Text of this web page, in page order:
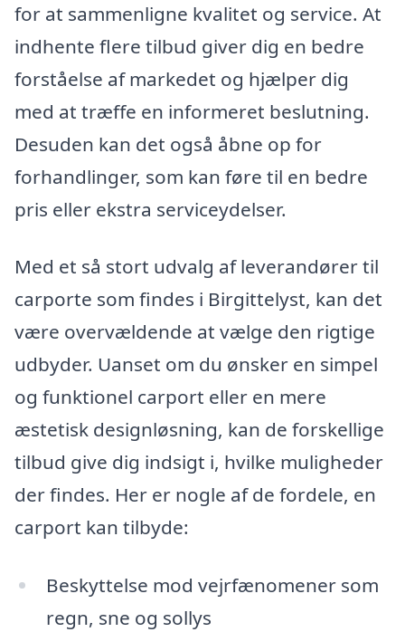
for at sammenligne kvalitet og service. At
indhente flere tilbud giver dig en bedre
forståelse af markedet og hjælper dig
med at træffe en informeret beslutning.
Desuden kan det også åbne op for
forhandlinger, som kan føre til en bedre
pris eller ekstra serviceydelser.
Med et så stort udvalg af leverandører til
carporte som findes i Birgittelyst, kan det
være overvældende at vælge den rigtige
udbyder. Uanset om du ønsker en simpel
og funktionel carport eller en mere
æstetisk designløsning, kan de forskellige
tilbud give dig indsigt i, hvilke muligheder
der findes. Her er nogle af de fordele, en
carport kan tilbyde:
Beskyttelse mod vejrfænomener som
regn, sne og sollys